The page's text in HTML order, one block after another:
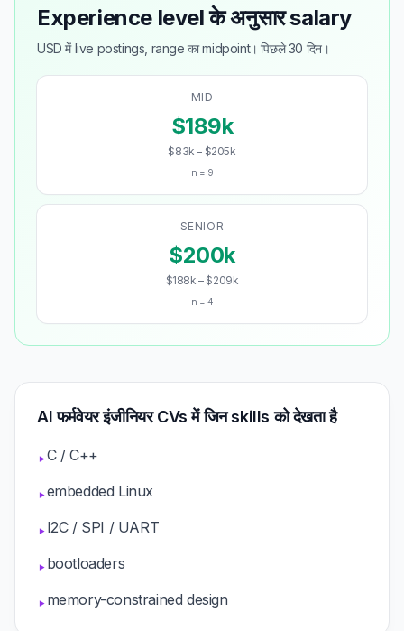
Experience level के अनुसार salary
USD में live postings, range का midpoint। पिछले 30 दिन।
MID
$189k
$83k – $205k
n = 9
SENIOR
$200k
$188k – $209k
n = 4
AI फर्मवेयर इंजीनियर CVs में जिन skills को देखता है
▸C / C++
▸embedded Linux
▸I2C / SPI / UART
▸bootloaders
▸memory-constrained design